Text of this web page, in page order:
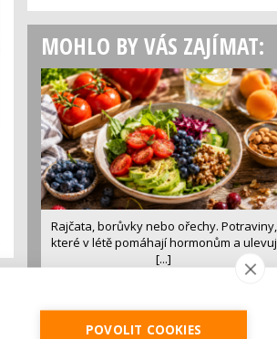
MOHLO BY VÁS ZAJÍMAT:
Rajčata, borůvky nebo ořechy. Potraviny,
které v létě pomáhají hormonům a ulevuj
[...]
luštěniny jsou práv...
POVOLIT COOKIES